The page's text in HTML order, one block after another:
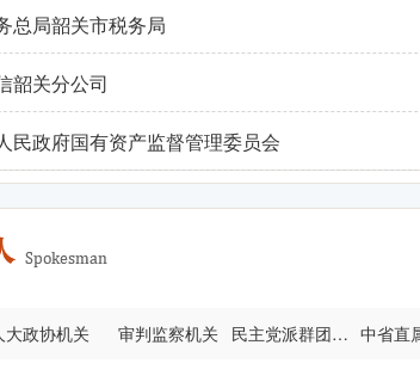
总局韶关市税务局
韶关分公司
民政府国有资产监督管理委员会
大政协机关 审判监察机关 民主党派群团机关